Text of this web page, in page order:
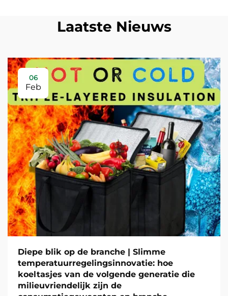
Laatste Nieuws
06
Feb
Diepe blik op de branche | Slimme
temperatuurregelingsinnovatie: hoe
koeltasjes van de volgende generatie die
milieuvriendelijk zijn de